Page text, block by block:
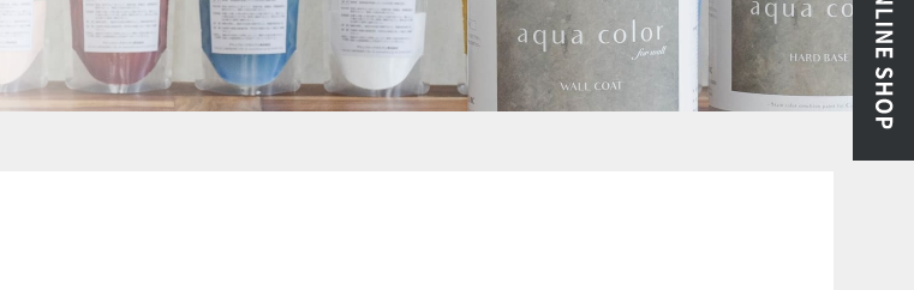
アクアカラー duo tone
ペイントクリート彩
カラーフィット
塗るテクスチャーMETAL
その他